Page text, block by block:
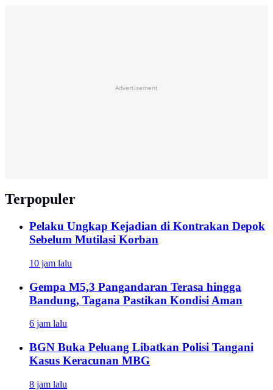
Advertisement
Terpopuler
Pelaku Ungkap Kejadian di Kontrakan Depok
Sebelum Mutilasi Korban
10 jam lalu
Gempa M5,3 Pangandaran Terasa hingga
Bandung, Tagana Pastikan Kondisi Aman
6 jam lalu
BGN Buka Peluang Libatkan Polisi Tangani
Kasus Keracunan MBG
8 jam lalu